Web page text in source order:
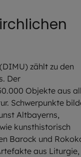
(DIMU) zählt zu den
Der
Objekte aus
Schwerpunkte
Altbayerns,
kunsthistorisch
Barock und
aus Liturgie,